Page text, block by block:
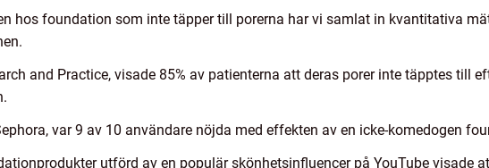
hos foundation som inte täpper till porerna har vi samlat in kvantitativa
and Practice, visade 85% av patienterna att deras porer inte täpptes till
var 9 av 10 användare nöjda med effekten av en icke-komedogen
utförd av en populär skönhetsinfluencer på YouTube visade